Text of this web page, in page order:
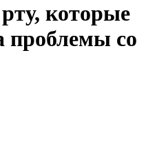
которые
проблемы со